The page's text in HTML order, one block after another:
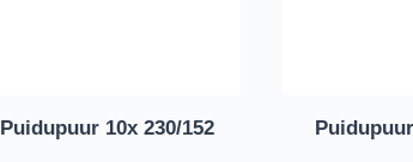
Puidupuur 10x 230/152